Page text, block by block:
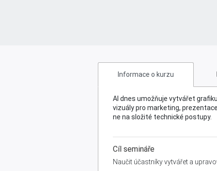
Informace o kurzu
AI dnes umožňuje vytvářet
vizuály pro marketing,
ne na složité technické postupy.
Cíl semináře
Naučit účastníky vytvářet a